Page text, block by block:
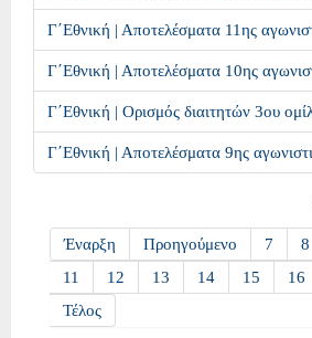
Γ΄Εθνική | Αποτελέσματα 11ης
Γ΄Εθνική | Αποτελέσματα 10ης
Γ΄Εθνική | Ορισμός διαιτητών 3ου
Γ΄Εθνική | Αποτελέσματα 9ης
Έναρξη Προηγούμενο 7 8
11
12 13 14 15 16
Τέλος